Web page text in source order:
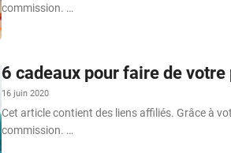
commission. …
6 cadeaux pour faire de
16 juin 2020
Cet article contient des liens affiliés. Grâce à
commission. …